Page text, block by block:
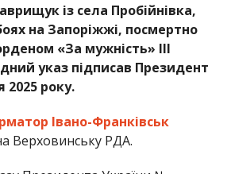
із села Пробійнівка,
на Запоріжжі, посмертно
«За мужність» III
указ підписав Президент
2025 року.
Івано-Франківськ
Верховинську РДА.